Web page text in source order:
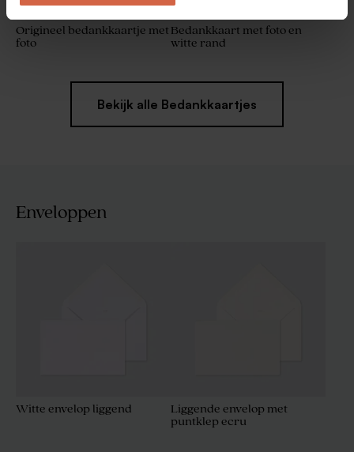
Origineel bedankkaartje met
foto
Bedankkaart met foto en
witte rand
Bekijk alle Bedankkaartjes
Enveloppen
Witte envelop liggend
Liggende envelop met
puntklep ecru